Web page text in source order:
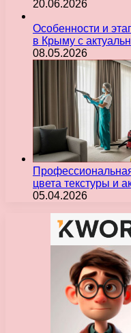
20.06.2026
Особенности и
в Крыму с
08.05.2026
цвета текстуры и
05.04.2026